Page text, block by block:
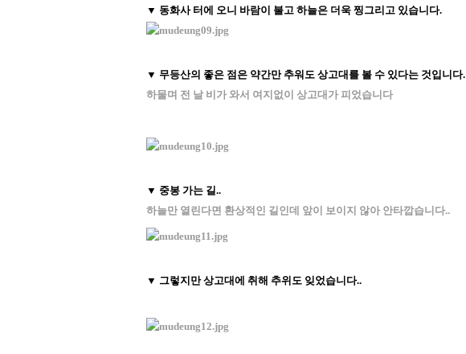
▼ 동화사 터에 오니 바람이 불고 하늘은 더욱 찡그리고 있습니다.
▼ 무등산의 좋은 점은 약간만 추워도 상고대를 볼 수 있다는 것입니다.
하물며 전 날 비가 와서 여지없이 상고대가 피었습니다
▼ 중봉 가는 길..
하늘만 열린다면 환상적인 길인데 앞이 보이지 않아 안타깝습니다..
▼ 그렇지만 상고대에 취해 추위도 잊었습니다..